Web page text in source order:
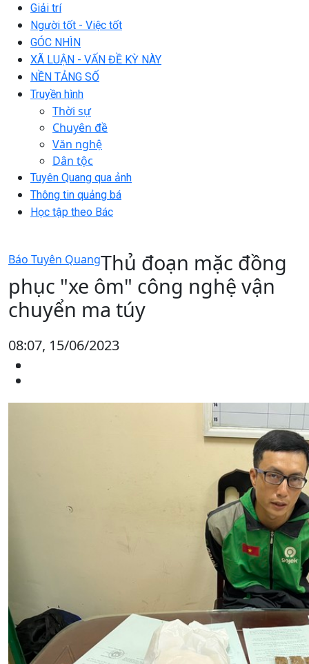
Giải trí
Người tốt - Việc tốt
GÓC NHÌN
XÃ LUẬN - VẤN ĐỀ KỲ NÀY
NỀN TẢNG SỐ
Truyền hình
Thời sự
Chuyên đề
Văn nghệ
Dân tộc
Tuyên Quang qua ảnh
Thông tin quảng bá
Học tập theo Bác
Báo Tuyên QuangThủ đoạn mặc đồng
phục "xe ôm" công nghệ vận
chuyển ma túy
08:07, 15/06/2023